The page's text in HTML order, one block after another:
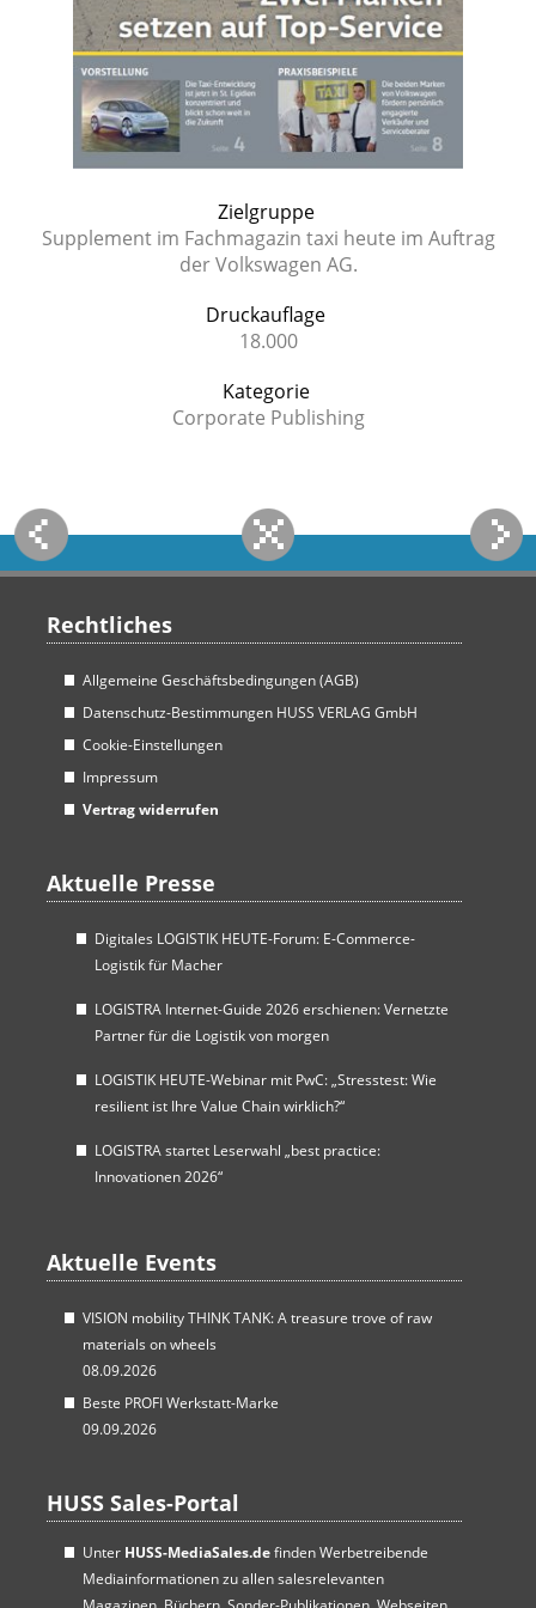
Zielgruppe
Supplement im Fachmagazin taxi heute im Auftrag
der Volkswagen AG.
Druckauflage
18.000
Kategorie
Corporate Publishing
Rechtliches
Allgemeine Geschäftsbedingungen (AGB)
Datenschutz-Bestimmungen HUSS VERLAG GmbH
Cookie-Einstellungen
Impressum
Vertrag widerrufen
Aktuelle Presse
Digitales LOGISTIK HEUTE-Forum: E-Commerce-
Logistik für Macher
LOGISTRA Internet-Guide 2026 erschienen: Vernetzte
Partner für die Logistik von morgen
LOGISTIK HEUTE-Webinar mit PwC: „Stresstest: Wie
resilient ist Ihre Value Chain wirklich?“
LOGISTRA startet Leserwahl „best practice:
Innovationen 2026“
Aktuelle Events
VISION mobility THINK TANK: A treasure trove of raw
materials on wheels
08.09.2026
Beste PROFI Werkstatt-Marke
09.09.2026
HUSS Sales-Portal
Unter HUSS-MediaSales.definden Werbetreibende
Mediainformationen zu allen salesrelevanten